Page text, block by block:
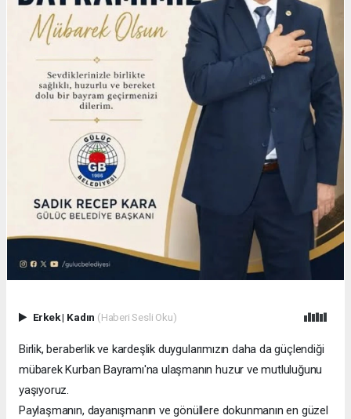
Erkek| Kadın (Haberi Sesli Oku)
Birlik, beraberlik ve kardeşlik duygularımızın daha da güçlendiği
mübarek Kurban Bayramı'na ulaşmanın huzur ve mutluluğunu
yaşıyoruz.
Paylaşmanın, dayanışmanın ve gönüllere dokunmanın en güzel